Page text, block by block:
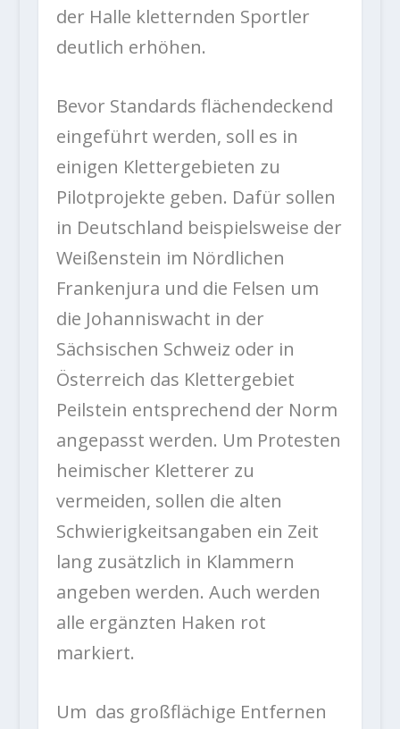
der Halle kletternden Sportler
deutlich erhöhen.
Bevor Standards flächendeckend
eingeführt werden, soll es in
einigen Klettergebieten zu
Pilotprojekte geben. Dafür sollen
in Deutschland beispielsweise der
Weißenstein im Nördlichen
Frankenjura und die Felsen um
die Johanniswacht in der
Sächsischen Schweiz oder in
Österreich das Klettergebiet
Peilstein entsprechend der Norm
angepasst werden. Um Protesten
heimischer Kletterer zu
vermeiden, sollen die alten
Schwierigkeitsangaben ein Zeit
lang zusätzlich in Klammern
angeben werden. Auch werden
alle ergänzten Haken rot
markiert.
Um das großflächige Entfernen